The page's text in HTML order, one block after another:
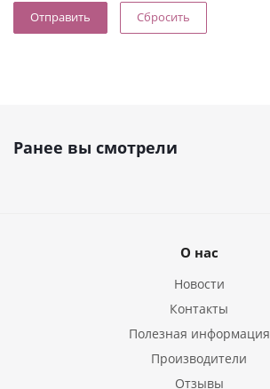
Сбросить
Ранее вы смотрели
О нас
Новости
Контакты
Полезная информация
Производители
Отзывы